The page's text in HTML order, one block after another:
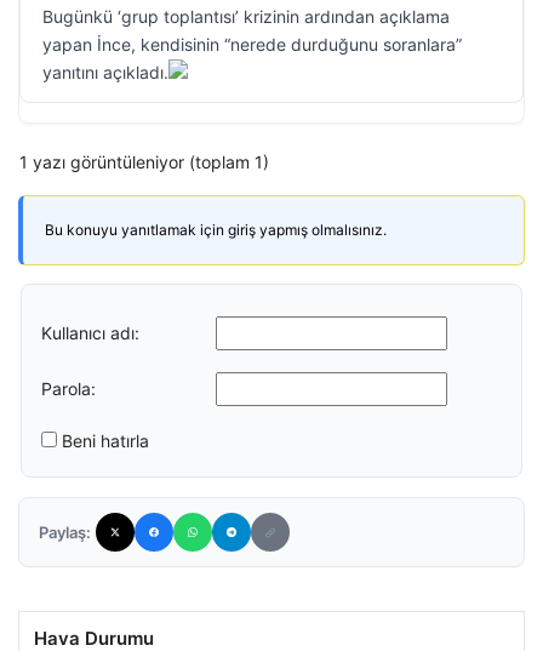
Bugünkü ‘grup toplantısı’ krizinin ardından açıklama
yapan İnce, kendisinin “nerede durduğunu soranlara”
yanıtını açıkladı.
1 yazı görüntüleniyor (toplam 1)
Bu konuyu yanıtlamak için giriş yapmış olmalısınız.
Kullanıcı adı:
Parola:
Beni hatırla
Paylaş:
Hava Durumu